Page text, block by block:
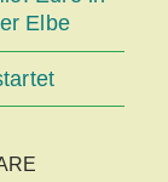
Elbe